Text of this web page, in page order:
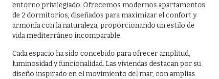
entorno privilegiado. Ofrecemos modernos apartamentos
de 2 dormitorios, diseñados para maximizar el confort y
armonía con la naturaleza, proporcionando un estilo de
vida mediterráneo incomparable.
Cada espacio ha sido concebido para ofrecer amplitud,
luminosidad y funcionalidad. Las viviendas destacan por su
diseño inspirado en el movimiento del mar, con amplias